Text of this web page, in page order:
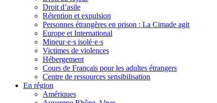
Droit d’asile
Rétention et expulsion
Personnes étrangères en prison : La Cimade agit
Europe et International
Mineur·e·s isolé·e·s
Victimes de violences
Hébergement
Cours de Français pour les adultes étrangers
Centre de ressources sensibilisation
En région
Amériques